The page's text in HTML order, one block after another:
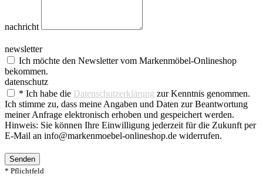
nachricht
newsletter
Ich möchte den Newsletter vom Markenmöbel-Onlineshop
bekommen.
datenschutz
* Ich habe die Datenschutzerklärung zur Kenntnis genommen.
Ich stimme zu, dass meine Angaben und Daten zur Beantwortung
meiner Anfrage elektronisch erhoben und gespeichert werden.
Hinweis: Sie können Ihre Einwilligung jederzeit für die Zukunft per
E-Mail an info@markenmoebel-onlineshop.de widerrufen.
Senden
* Pflichtfeld